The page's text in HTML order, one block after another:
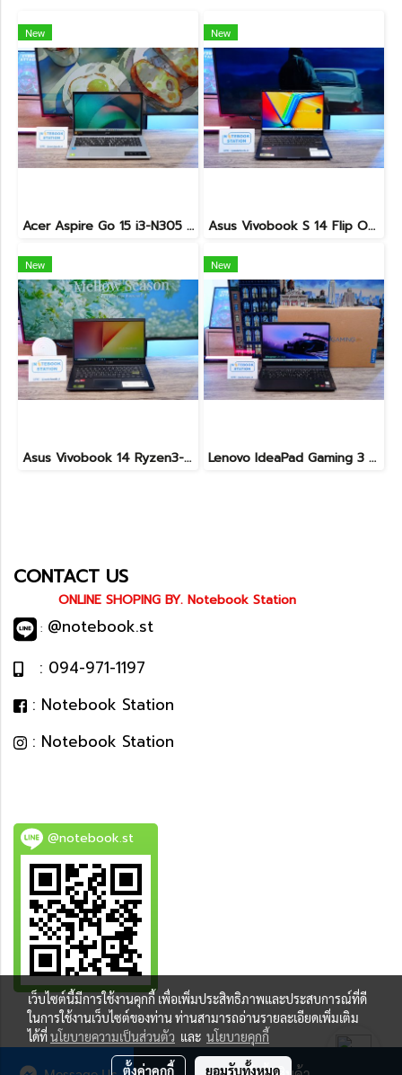
New
Acer Aspire Go 15 i3-N305 Ram8 SSD512 หน้าจอ15.6 FHD ตัวเครื่องดีไซน์สวยดูทันสมัย สเปคดี ทำงานเก่ง เครื่องพร้อมใช้งาน ขายเพียง 8,999.-
New
Asus Vivobook S 14 Flip OLED ทัชกรีนหมุนจอ360องศา Ryzen7-7730U Ram24 SSD512GB จอ14 2.8K OLED 90Hz จอภาพสวยคมชัดมาก ดีไซน์สวยทันสมัย ราคา 18,990.-
New
Asus Vivobook 14 Ryzen3-3250U Ram4 SSD512 จอ14นิ้ว FHD สเปคทำงานทั่วไป ดีไซน์สวยทำจากวัสดุดี น้ำหนักเบา ราคาเพียง 5,990.-
New
Lenovo IdeaPad Gaming 3 Ryzen5-5500H RAM16 RTX2050(4GB) 512GB M.2 จอ15.6 FHD 144Hz สเปคเกมมิ่ง คีย์บอร์ดไฟสีRGB เครื่องพร้อมใช้งาน ราคาเพียง 16,900.-
CONTACT US
ONLINE SHOPING BY. Notebook Station
: @notebook.st
: 094-971-1197
: Notebook Station
: Notebook Station
@notebook.st
BEST DEAL
เว็บไซต์นี้มีการใช้งานคุกกี้ เพื่อเพิ่มประสิทธิภาพและประสบการณ์ที่ดี
ในการใช้งานเว็บไซต์ของท่าน ท่านสามารถอ่านรายละเอียดเพิ่มเติม
ได้ที่นโยบายความเป็นส่วนตัว และ นโยบายคุกกี้
ตั้งค่าคุกกี้ ยอมรับทั้งหมด